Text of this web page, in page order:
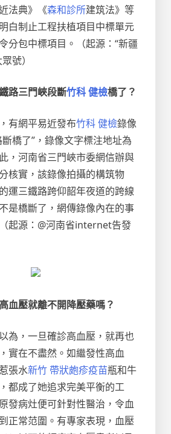
法典》《森和診所建筑法》等
白制止工程扶植項目中標單元
分包中標項目。（起源：“新疆
號）
路三門峽段斷竹科 健檢橋了？
有網平易近發布竹科 健檢錄像
橋了”，錄像文字標注地址為
，河南省三門峽市委網信辦與
核實，該錄像拍攝的構筑物
運三鐵路跨仰韶年夜道的跨線
是橋斷了，網傳錄像內在的事
起源：@河南省internet告發
血壓就離不開降壓藥嗎？
為，一旦確診高血壓，就再也
實在不盡然。如繼發性高血
張水新竹 帶狀皰疹疫苗瓶和牛
都成了她追求完美平衡的工
發病灶便可針對性醫治，令血
正常范圍。有專家表現，血壓